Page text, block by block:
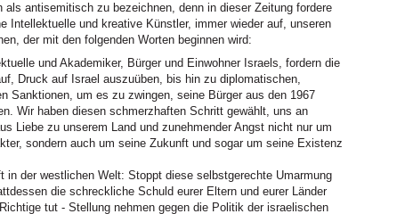
als antisemitisch zu bezeichnen, denn in dieser Zeitung fordere
Intellektuelle und kreative Künstler, immer wieder auf, unseren
der mit den folgenden Worten beginnen wird:
und Akademiker, Bürger und Einwohner Israels, fordern die
Druck auf Israel auszuüben, bis hin zu diplomatischen,
Sanktionen, um es zu zwingen, seine Bürger aus den 1967
Wir haben diesen schmerzhaften Schritt gewählt, uns an
Liebe zu unserem Land und zunehmender Angst nicht nur um
sondern auch um seine Zukunft und sogar um seine Existenz
in der westlichen Welt: Stoppt diese selbstgerechte Umarmung
die schreckliche Schuld eurer Eltern und eurer Länder
tut - Stellung nehmen gegen die Politik der israelischen